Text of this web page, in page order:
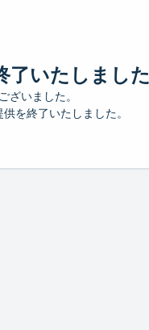
了いたしました
ざいました。
を終了いたしました。